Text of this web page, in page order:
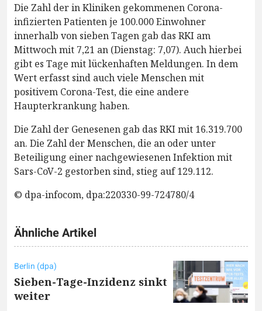
Die Zahl der in Kliniken gekommenen Corona-
infizierten Patienten je 100.000 Einwohner
innerhalb von sieben Tagen gab das RKI am
Mittwoch mit 7,21 an (Dienstag: 7,07). Auch hierbei
gibt es Tage mit lückenhaften Meldungen. In dem
Wert erfasst sind auch viele Menschen mit
positivem Corona-Test, die eine andere
Haupterkrankung haben.
Die Zahl der Genesenen gab das RKI mit 16.319.700
an. Die Zahl der Menschen, die an oder unter
Beteiligung einer nachgewiesenen Infektion mit
Sars-CoV-2 gestorben sind, stieg auf 129.112.
© dpa-infocom, dpa:220330-99-724780/4
Ähnliche Artikel
Berlin (dpa)
Sieben-Tage-Inzidenz sinkt
weiter